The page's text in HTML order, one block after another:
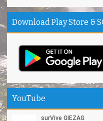
Download Play Store &
YouTube